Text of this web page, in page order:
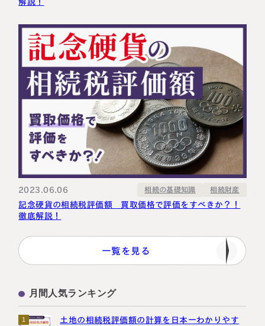
2023.06.06 相続の基礎知識 相続財産
記念硬貨の相続税評価額 買取価格で評価をすべきか？！
徹底解説！
一覧を見る
月間人気ランキング
1
土地の相続税評価額の計算を日本一わかりやす